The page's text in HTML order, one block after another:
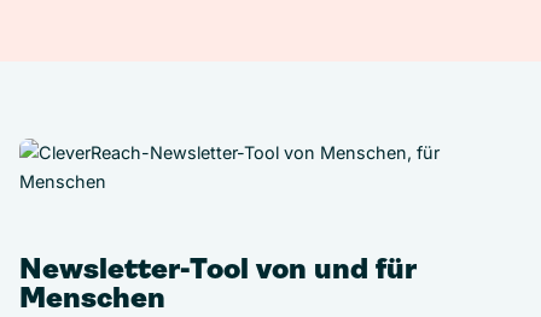
Newsletter-Tool von und für
Menschen